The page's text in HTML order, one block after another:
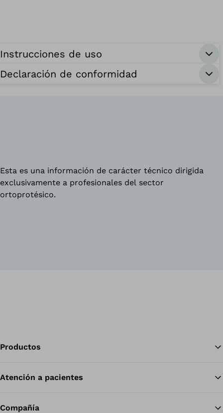
Instrucciones de uso
Declaración de conformidad
Esta es una información de carácter técnico dirigida
exclusivamente a profesionales del sector
ortoprotésico.
Productos
Atención a pacientes
Compañía